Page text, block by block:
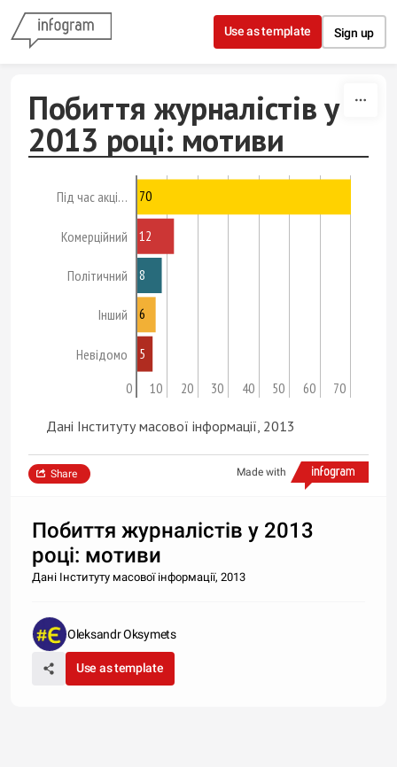
Skip to content
Use as template Sign up
Побиття журналістів у
2013 році: мотиви
Під час акці…
Комерційний
Політичний
Інший
Невідомо
0 10 20 30 40 50 60 70
70
12
8
6
5
Дані Інституту масової інформації, 2013
Made with
Share
Побиття журналістів у 2013
році: мотиви
Дані Інституту масової інформації, 2013
Oleksandr Oksymets
Use as template